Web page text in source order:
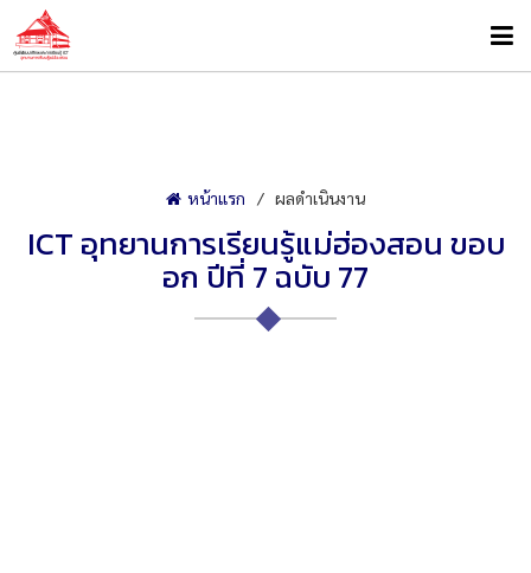
หน้าแรก ผลดำเนินงาน
ICT อุทยานการเรียนรู้แม่ฮ่องสอน ขอบ
อก ปีที่ 7 ฉบับ 77